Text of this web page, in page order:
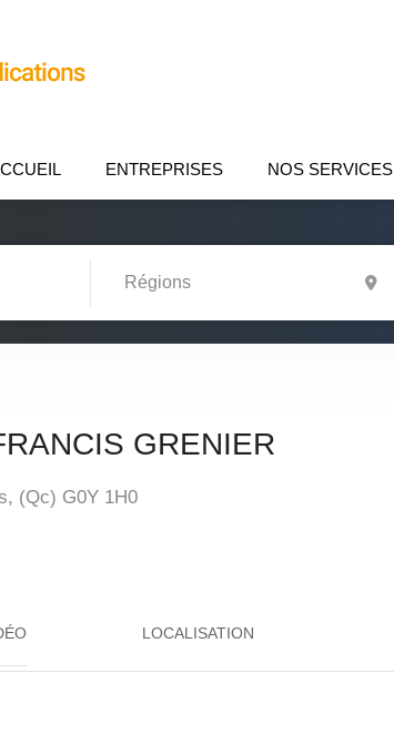
ENTREPRISES NOS SERVICES
GRENIER
(Qc) G0Y 1H0